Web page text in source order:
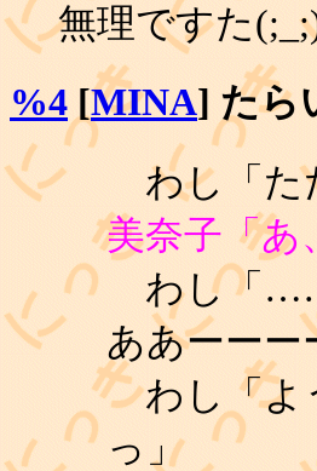
無理ですた
%4 [MINA] たら
わし「た
美奈子「あ
わし「
ああーーー
わし「よ
っ」